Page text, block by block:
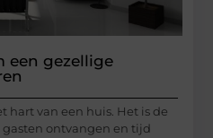
een gezellige
hart van een huis. Het is de
ontvangen en tijd